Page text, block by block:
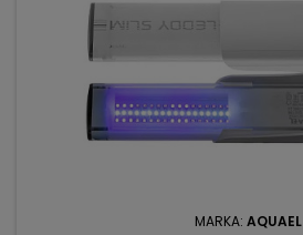
MARKA: AQUAEL